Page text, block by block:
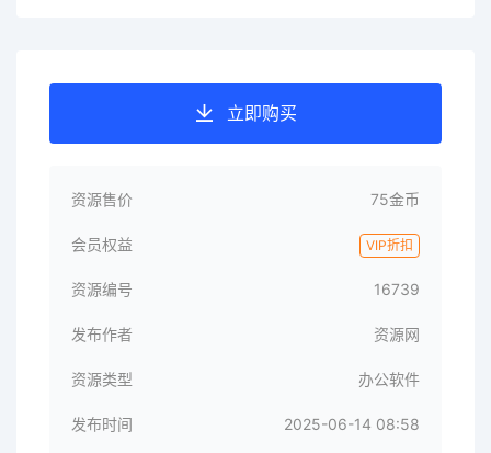
立即购买
资源售价 75金币
会员权益 VIP折扣
资源编号 16739
发布作者 资源网
资源类型 办公软件
发布时间 2025-06-14 08:58